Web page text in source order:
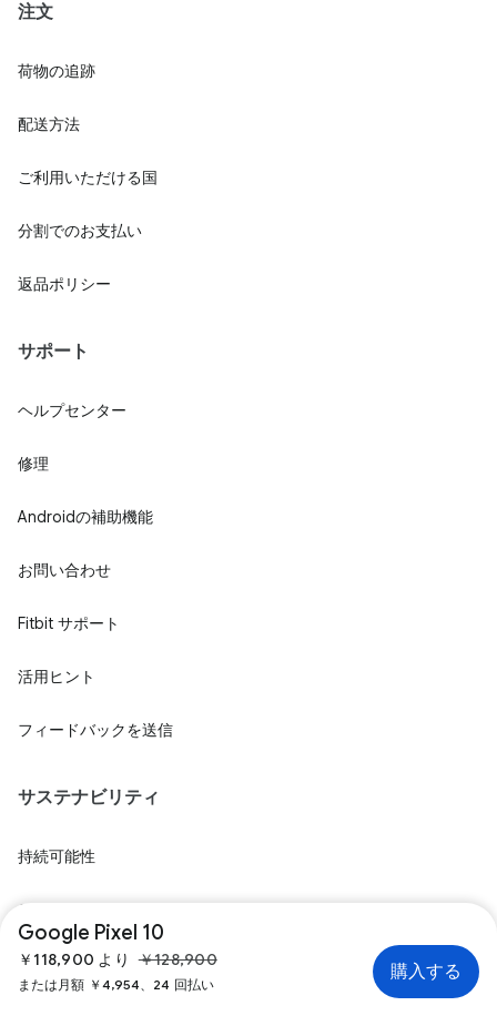
Google Pixel 10
￥118,900 より ￥128,900
または月額 ￥4,954、24 回払い
購入する
注文
荷物の追跡
配送方法
ご利用いただける国
分割でのお支払い
返品ポリシー
サポート
ヘルプセンター
修理
Androidの補助機能
お問い合わせ
Fitbit サポート
活用ヒント
フィードバックを送信
サステナビリティ
持続可能性
デバイスのリサイクル